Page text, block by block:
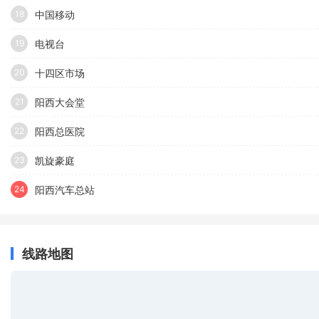
18 中国移动
19 电视台
20 十四区市场
21 阳西大会堂
22 阳西总医院
23 凯旋豪庭
24 阳西汽车总站
线路地图